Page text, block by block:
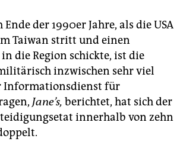
der 1990er Jahre, als die USA
Taiwan stritt und einen
die Region schickte, ist die
inzwischen sehr viel
Informationsdienst für
Jane’s, berichtet, hat sich der
innerhalb von zehn